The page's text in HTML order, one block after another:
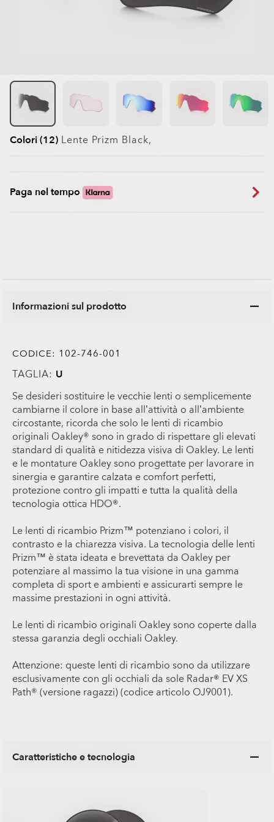
Colori (12) Lente Prizm Black,
Paga nel tempo
Informazioni sul prodotto
CODICE: 102-746-001
TAGLIA: U
Se desideri sostituire le vecchie lenti o semplicemente
cambiarne il colore in base all’attività o all’ambiente
circostante, ricorda che solo le lenti di ricambio
originali Oakley® sono in grado di rispettare gli elevati
standard di qualità e nitidezza visiva di Oakley. Le lenti
e le montature Oakley sono progettate per lavorare in
sinergia e garantire calzata e comfort perfetti,
protezione contro gli impatti e tutta la qualità della
tecnologia ottica HDO®.
Le lenti di ricambio Prizm™ potenziano i colori, il
contrasto e la chiarezza visiva. La tecnologia delle lenti
Prizm™ è stata ideata e brevettata da Oakley per
potenziare al massimo la tua visione in una gamma
completa di sport e ambienti e assicurarti sempre le
massime prestazioni in ogni attività.
Le lenti di ricambio originali Oakley sono coperte dalla
stessa garanzia degli occhiali Oakley.
Attenzione: queste lenti di ricambio sono da utilizzare
esclusivamente con gli occhiali da sole Radar® EV XS
Path® (versione ragazzi) (codice articolo OJ9001).
Caratteristiche e tecnologia